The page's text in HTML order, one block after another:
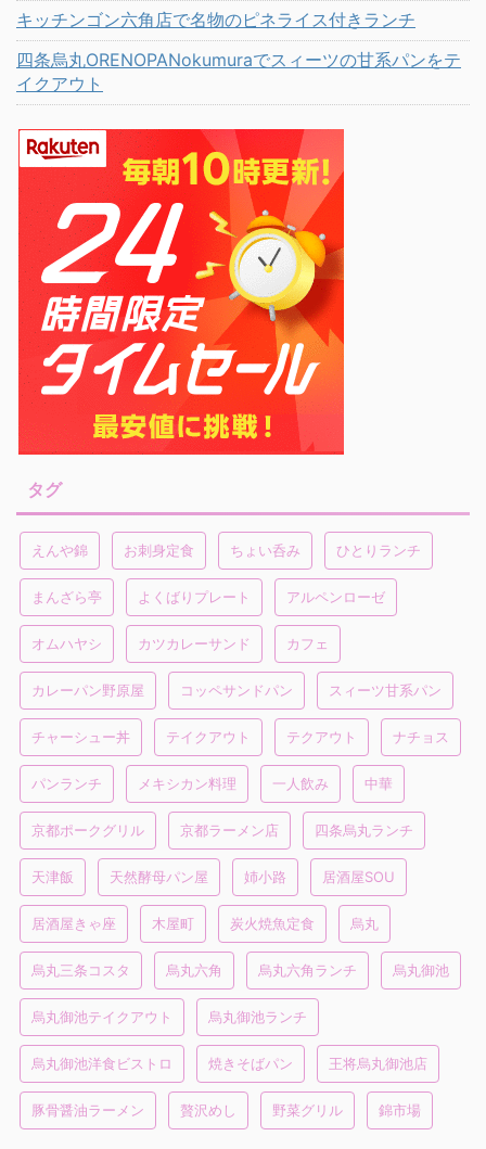
キッチンゴン六角店で名物のピネライス付きランチ
四条烏丸ORENOPANokumuraでスィーツの甘系パンをテ
イクアウト
タグ
えんや錦 お刺身定食 ちょい呑み ひとりランチ
まんざら亭 よくばりプレート アルペンローゼ
オムハヤシ カツカレーサンド カフェ
カレーパン野原屋 コッペサンドパン スィーツ甘系パン
チャーシュー丼 テイクアウト テクアウト ナチョス
パンランチ メキシカン料理 一人飲み 中華
京都ポークグリル 京都ラーメン店 四条烏丸ランチ
天津飯 天然酵母パン屋 姉小路 居酒屋SOU
居酒屋きゃ座 木屋町 炭火焼魚定食 烏丸
烏丸三条コスタ 烏丸六角 烏丸六角ランチ 烏丸御池
烏丸御池テイクアウト 烏丸御池ランチ
烏丸御池洋食ビストロ 焼きそばパン 王将烏丸御池店
豚骨醤油ラーメン 贅沢めし 野菜グリル 錦市場